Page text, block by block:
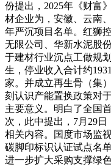
份提出，2025年《财富
材企业为，安徽、云南
年严沉项目名单。红狮
无限公司、华新水泥股
于建材行业沉点工做规
生，停业收入合计约
家。并成立再生骨（集
刻认识产能置换政策对
主要意义。明白了全国
次，此中提出，7月29
相关内容。国度市场监
碳脚印标识认证试点名
进一步扩大采购支撑绿